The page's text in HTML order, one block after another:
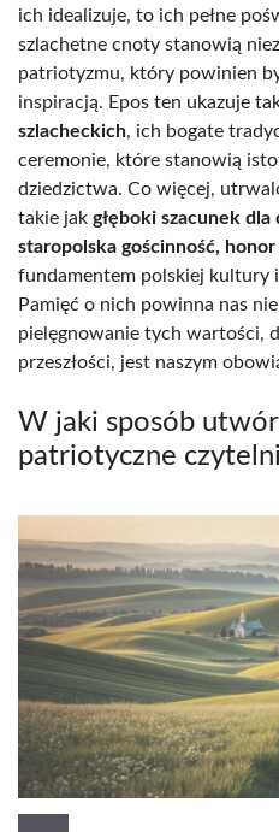
ich idealizuje, to ich pełne
szlachetne cnoty stanowią
patriotyzmu, który powinien
inspiracją. Epos ten ukazuje
szlacheckich, ich bogate
ceremonie, które stanowią
dziedzictwa. Co więcej,
takie jak głęboki szacunek dla
staropolska gościnność,
fundamentem polskiej kultury
Pamięć o nich powinna nas
pielęgnowanie tych wartości,
przeszłości, jest naszym
W jaki sposób
patriotyczne